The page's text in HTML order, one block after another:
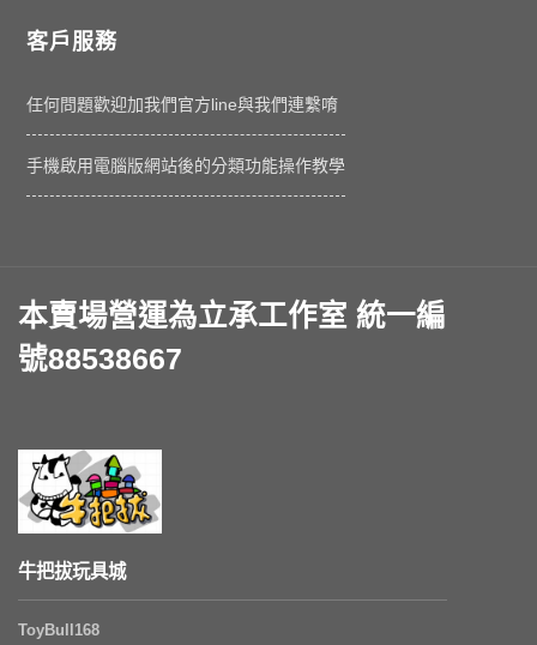
客戶服務
任何問題歡迎加我們官方line與我們連繫唷
手機啟用電腦版網站後的分類功能操作教學
本賣場營運為立承工作室 統一編
號88538667
牛把拔玩具城
ToyBull168